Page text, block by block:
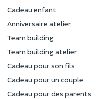
Cadeau enfant
Anniversaire atelier
Team building
Team building atelier
Cadeau pour son fils
Cadeau pour un couple
Cadeau pour des parents